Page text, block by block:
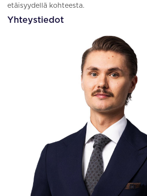
etäisyydellä kohteesta.
Yhteystiedot